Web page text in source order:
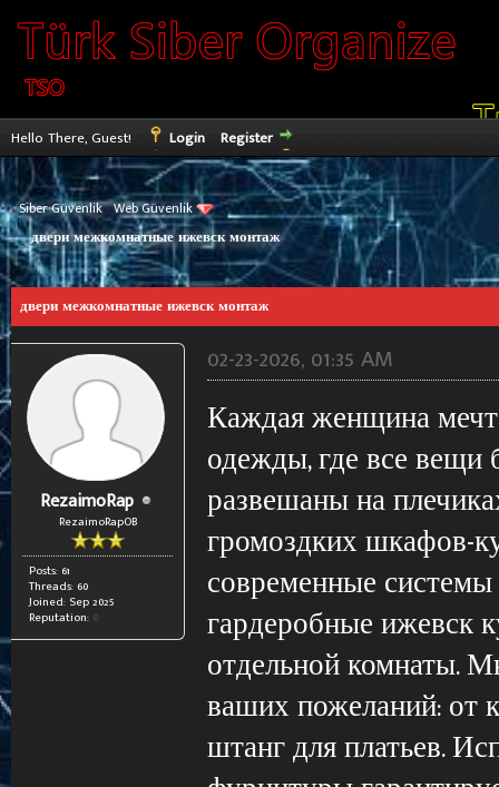
Hello There, Guest! Login Register
›Siber Güvenlik›Web Güvenlik
двери межкомнатные ижевск монтаж
двери межкомнатные ижевск монтаж
RezaimoRap
RezaimoRapOB
Posts: 61
Threads: 60
Joined: Sep 2025
Reputation: 0
02-23-2026, 01:35 AM
Каждая женщина
одежды, где все вещи
развешаны на
громоздких шкафов-
современные
гардеробные ижевск
отдельной комнаты.
ваших пожеланий: от
штанг для платьев.